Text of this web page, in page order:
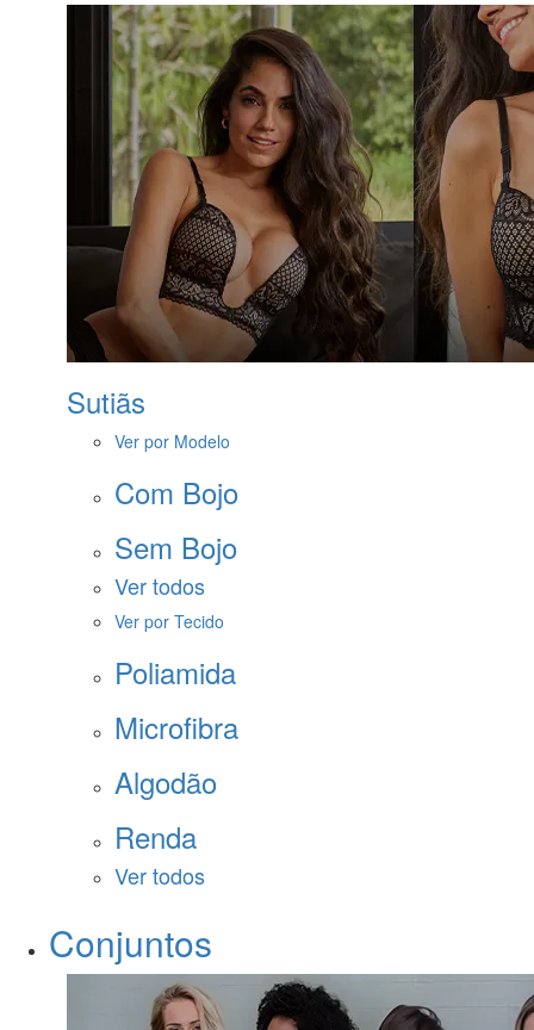
Sutiãs
Ver por Modelo
Com Bojo
Sem Bojo
Ver todos
Ver por Tecido
Poliamida
Microfibra
Algodão
Renda
Ver todos
Conjuntos